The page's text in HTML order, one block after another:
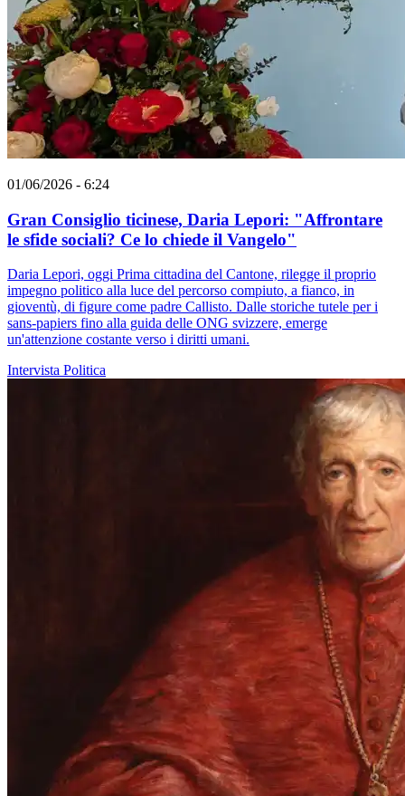
01/06/2026 - 6:24
Gran Consiglio ticinese, Daria Lepori: "Affrontare
le sfide sociali? Ce lo chiede il Vangelo"
Daria Lepori, oggi Prima cittadina del Cantone, rilegge il proprio
impegno politico alla luce del percorso compiuto, a fianco, in
gioventù, di figure come padre Callisto. Dalle storiche tutele per i
sans-papiers fino alla guida delle ONG svizzere, emerge
un'attenzione costante verso i diritti umani.
Intervista Politica